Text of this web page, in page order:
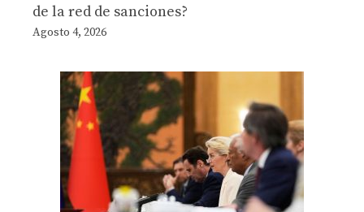
de la red de sanciones?
Agosto 4, 2026